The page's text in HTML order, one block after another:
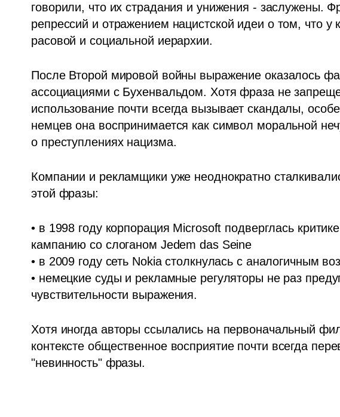
говорили, что их страдания и унижения - заслужены.
репрессий и отражением нацистской идеи о том, что у
расовой и социальной иерархии.
После Второй мировой войны выражение оказалось
ассоциациями с Бухенвальдом. Хотя фраза не
использование почти всегда вызывает скандалы,
немцев она воспринимается как символ моральной
о преступлениях нацизма.
Компании и рекламщики уже неоднократно
этой фразы:
• в 1998 году корпорация Microsoft подверглась
кампанию со слоганом Jedem das Seine
• в 2009 году сеть Nokia столкнулась с аналогичным
• немецкие суды и рекламные регуляторы не раз
чувствительности выражения.
Хотя иногда авторы ссылались на первоначальный
контексте общественное восприятие почти всегда
"невинность" фразы.